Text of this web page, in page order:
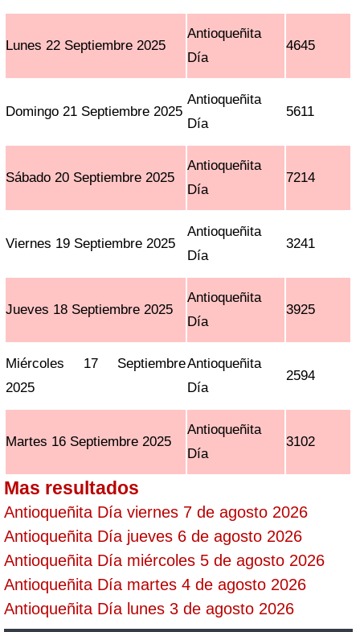
Lunes 22 Septiembre 2025
Antioqueñita
Día
4645
Domingo 21 Septiembre 2025
Antioqueñita
Día
5611
Sábado 20 Septiembre 2025
Antioqueñita
Día
7214
Viernes 19 Septiembre 2025
Antioqueñita
Día
3241
Jueves 18 Septiembre 2025
Antioqueñita
Día
3925
Miércoles 17 Septiembre
2025
Antioqueñita
Día
2594
Martes 16 Septiembre 2025
Antioqueñita
Día
3102
Mas resultados
Antioqueñita Día viernes 7 de agosto 2026
Antioqueñita Día jueves 6 de agosto 2026
Antioqueñita Día miércoles 5 de agosto 2026
Antioqueñita Día martes 4 de agosto 2026
Antioqueñita Día lunes 3 de agosto 2026